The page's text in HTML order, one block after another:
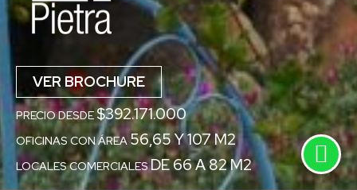
VER BROCHURE
PRECIO DESDE$392.171.000
OFICINAS CON ÁREA56,65 Y 107 M2
LOCALES COMERCIALESDE 66 A 82 M2